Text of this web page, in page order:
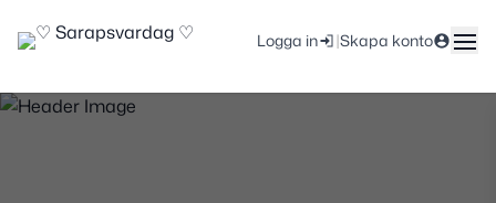
Logga in |Skapa konto